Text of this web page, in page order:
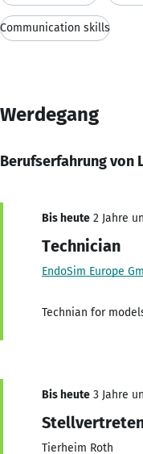
Communication skills
Werdegang
Berufserfahrung von
Bis heute 2 Jahre
Technician
EndoSim Europe
Technian for
Bis heute 3 Jahre
Tierheim Roth